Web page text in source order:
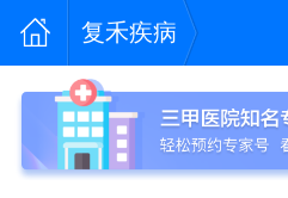
复禾疾病